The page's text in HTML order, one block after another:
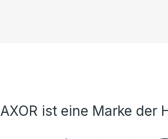
AXOR ist eine Marke der